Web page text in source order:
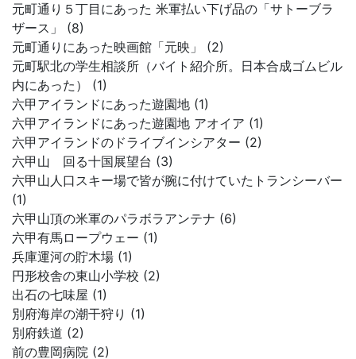
元町通り５丁目にあった 米軍払い下げ品の「サトーブラ
ザース」 (8)
元町通りにあった映画館「元映」 (2)
元町駅北の学生相談所（バイト紹介所。日本合成ゴムビル
内にあった） (1)
六甲アイランドにあった遊園地 (1)
六甲アイランドにあった遊園地 アオイア (1)
六甲アイランドのドライブインシアター (2)
六甲山 回る十国展望台 (3)
六甲山人口スキー場で皆が腕に付けていたトランシーバー
(1)
六甲山頂の米軍のパラボラアンテナ (6)
六甲有馬ロープウェー (1)
兵庫運河の貯木場 (1)
円形校舎の東山小学校 (2)
出石の七味屋 (1)
別府海岸の潮干狩り (1)
別府鉄道 (2)
前の豊岡病院 (2)